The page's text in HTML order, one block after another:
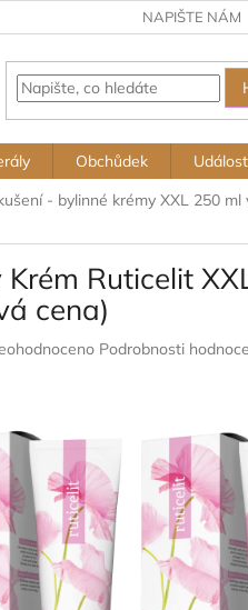
NAPIŠTE NÁM
Obchůdek
- bylinné krémy XXL 250 ml
Krém Ruticelit
cena)
Podrobnosti